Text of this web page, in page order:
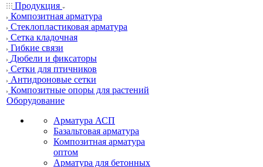
Продукция
Композитная арматура
Cтеклопластиковая арматура
Сетка кладочная
Гибкие связи
Дюбели и фиксаторы
Сетки для птичников
Антидроновые сетки
Композитные опоры для растений
Оборудование
Арматура АСП
Базальтовая арматура
Композитная арматура
оптом
Арматура для бетонных